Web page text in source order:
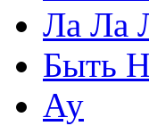
Ла Ла
Быть
Ау